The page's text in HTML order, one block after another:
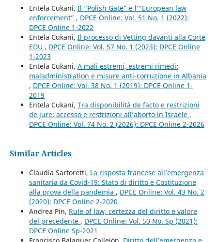
Entela Cukani, Il “Polish Gate” e l’“European law
enforcement” , DPCE Online: Vol. 51 No. 1 (2022):
DPCE Online 1-2022
Entela Cukani, Il processo di Vetting davanti alla Corte
EDU , DPCE Online: Vol. 57 No. 1 (2023): DPCE Online
1-2023
Entela Cukani, A mali estremi, estremi rimedi:
maladministration e misure anti-corruzione in Albania
, DPCE Online: Vol. 38 No. 1 (2019): DPCE Online 1-
2019
Entela Cukani, Tra disponibilità de facto e restrizioni
de jure: accesso e restrizioni all’aborto in Israele ,
DPCE Online: Vol. 74 No. 2 (2026): DPCE Online 2-2026
Similar Articles
Claudia Sartoretti, La risposta francese all’emergenza
sanitaria da Covid-19: Stato di diritto e Costituzione
alla prova della pandemia , DPCE Online: Vol. 43 No. 2
(2020): DPCE Online 2-2020
Andrea Pin, Rule of law, certezza del diritto e valore
del precedente , DPCE Online: Vol. 50 No. Sp (2021):
DPCE Online Sp-2021